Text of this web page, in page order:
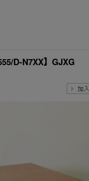
D-N7XX】GJXG